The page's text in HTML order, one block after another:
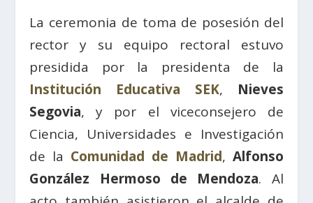
La ceremonia de toma de posesión del
rector y su equipo rectoral estuvo
presidida por la presidenta de la
Institución Educativa SEK, Nieves
Segovia, y por el viceconsejero de
Ciencia, Universidades e Investigación
de la Comunidad de Madrid, Alfonso
González Hermoso de Mendoza. Al